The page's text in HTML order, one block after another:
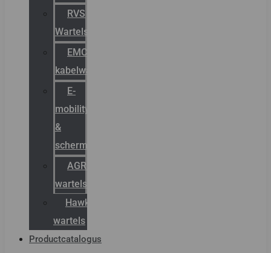
RVS
Wartels
EMC
kabelwartels
E-
mobility
&
schermstromen
AGRO
wartels
Hawke
wartels
Productcatalogus